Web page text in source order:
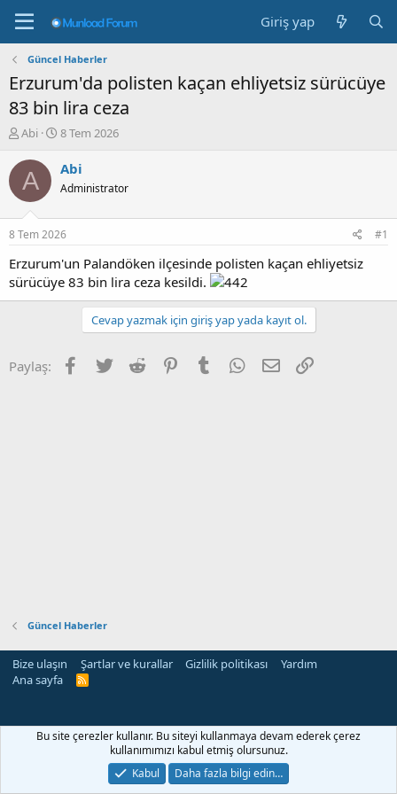
Giriş yap
Güncel Haberler
Erzurum'da polisten kaçan ehliyetsiz sürücüye
83 bin lira ceza
K
n
b
u
u
b
a
ş
l
Abi
B
ş
a
g
ı
ç
a
8 Tem 2026
A Abi
Administrator
8 Tem 2026 #1
Erzurum'un Palandöken ilçesinde polisten kaçan ehliyetsiz
sürücüye 83 bin lira ceza kesildi.
Cevap yazmak için giriş yap yada kayıt ol.
Paylaş: Facebook
Twitter Reddit PinterestTumblr WhatsApp
E-posta
Güncel Haberler
Bize ulaşın Şartlar ve kurallar Gizlilik politikası
Yardım
Ana sayfa
R
Bu site çerezler kullanır. Bu siteyi kullanmaya devam ederek çerez
kullanımımızı kabul etmiş olursunuz.
Kabul
Daha fazla bilgi edin…